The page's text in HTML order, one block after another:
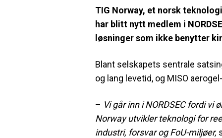
TIG Norway, et norsk
har blitt nytt medlem i
løsninger som ikke benytter
Blant selskapets sentrale
og lang levetid, og MISO
– Vi går inn i NORDSEC fordi
Norway utvikler teknologi for
industri, forsvar og FoU-miljøer,